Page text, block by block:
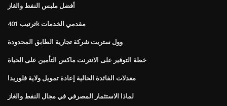
أفضل ملبس النفط والغاز
ترتيب 401k مقدمي الخدمات
وول ستريت شركة تجارية الطابق المحدودة
خطة التوفير على الانترنت ماكس التأمين على الحياة
معدلات الفائدة الحالية إعادة تمويل ولاية فلوريدا
لماذا الاستثمار المصرفي في مجال النفط والغاز